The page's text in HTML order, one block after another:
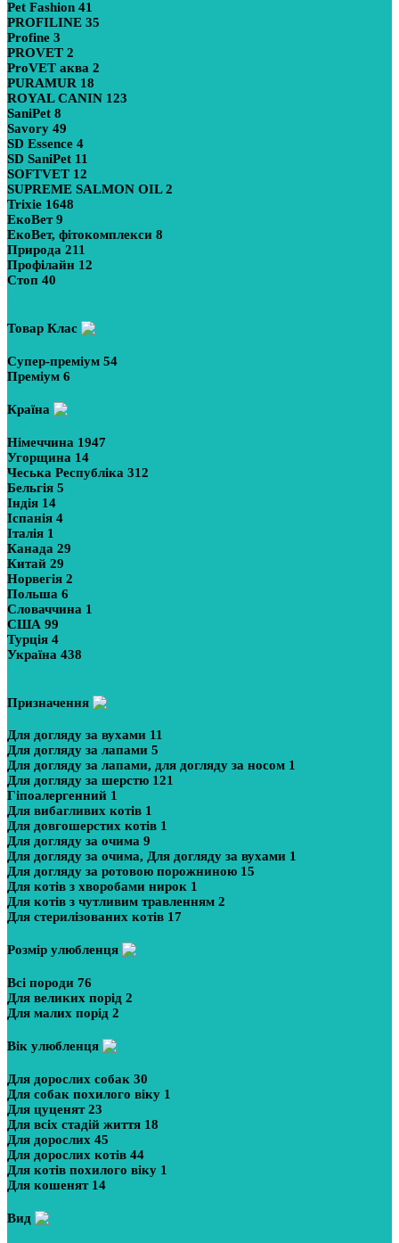
Pet Fashion 41
PROFILINE 35
Profine 3
PROVET 2
ProVET аква 2
PURAMUR 18
ROYAL CANIN 123
SaniPet 8
Savory 49
SD Essence 4
SD SaniPet 11
SOFTVET 12
SUPREME SALMON OIL2
Trixie 1648
ЕкоВет9
ЕкоВет, фітокомплекси 8
Природа 211
Профілайн 12
Стоп 40
Товар Клас
Супер-преміум 54
Преміум 6
Країна
Німеччина 1947
Угорщина 14
Чеська Республіка 312
Бельгія 5
Індія 14
Іспанія 4
Італія 1
Канада 29
Китай 29
Норвегія 2
Польша 6
Словаччина 1
США 99
Турція 4
Україна 438
Призначення
Для догляду за вухами 11
Для догляду за лапами 5
Для догляду за лапами, для догляду за носом 1
Для догляду за шерстю 121
Гіпоалергенний 1
Для вибагливих котів 1
Для довгошерстих котів 1
Для догляду за очима 9
Для догляду за очима, Для догляду за вухами 1
Для догляду за ротовою порожниною 15
Для котів з хворобами нирок 1
Для котів з чутливим травленням 2
Для стерилізованих котів 17
Розмір улюбленця
Всі породи 76
Для великих порід 2
Для малих порід 2
Вік улюбленця
Для дорослих собак 30
Для собак похилого віку 1
Для цуценят23
Для всіх стадій життя 18
Для дорослих 45
Для дорослих котів 44
Для котів похилого віку 1
Для кошенят 14
Вид